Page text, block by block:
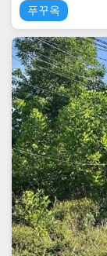
푸꾸옥